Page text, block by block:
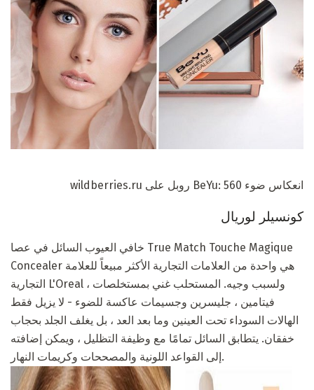
انعكاس ضوء BeYu: 560 روبل على wildberries.ru
كونسيلر لوريال
خافي العيوب السائل في عصا True Match Touche Magique
Concealer هي واحدة من العلامات التجارية الأكثر مبيعاً للعلامة
التجارية L'Oreal ، ولسبب وجيه. المستحلب غني بمستخلصات
فيتامين ، جليسرين وجسيمات عاكسة للضوء - لا يزيل فقط
الهالات السوداء تحت العينين وما بعد العد ، بل يغلف الجلد بحجاب
خفقان. يتطابق السائل تمامًا مع وظيفة التظليل ، ويمكن إضافته
إلى القواعد اللونية والمصححات وكريمات النهار.